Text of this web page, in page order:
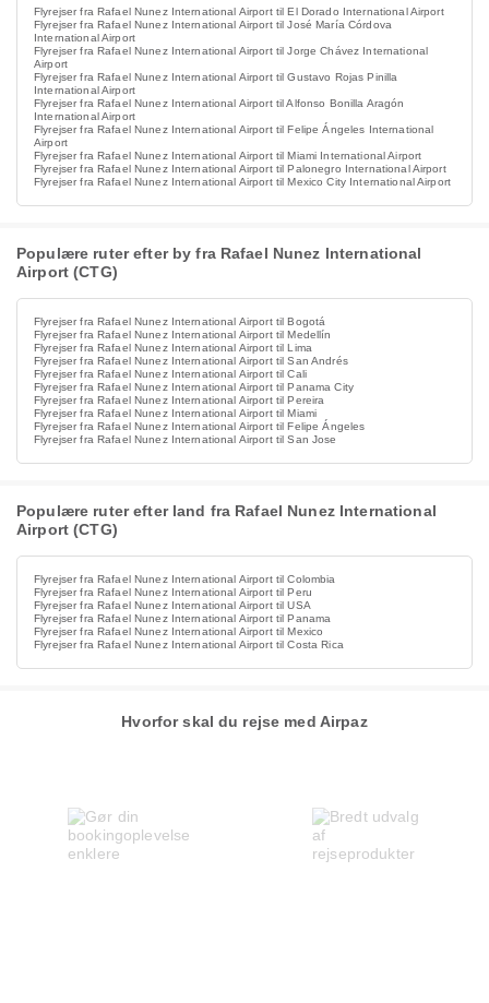
Flyrejser fra Rafael Nunez International Airport til El Dorado International Airport
Flyrejser fra Rafael Nunez International Airport til José María Córdova
International Airport
Flyrejser fra Rafael Nunez International Airport til Jorge Chávez International
Airport
Flyrejser fra Rafael Nunez International Airport til Gustavo Rojas Pinilla
International Airport
Flyrejser fra Rafael Nunez International Airport til Alfonso Bonilla Aragón
International Airport
Flyrejser fra Rafael Nunez International Airport til Felipe Ángeles International
Airport
Flyrejser fra Rafael Nunez International Airport til Miami International Airport
Flyrejser fra Rafael Nunez International Airport til Palonegro International Airport
Flyrejser fra Rafael Nunez International Airport til Mexico City International Airport
Populære ruter efter by fra Rafael Nunez International
Airport (CTG)
Flyrejser fra Rafael Nunez International Airport til Bogotá
Flyrejser fra Rafael Nunez International Airport til Medellín
Flyrejser fra Rafael Nunez International Airport til Lima
Flyrejser fra Rafael Nunez International Airport til San Andrés
Flyrejser fra Rafael Nunez International Airport til Cali
Flyrejser fra Rafael Nunez International Airport til Panama City
Flyrejser fra Rafael Nunez International Airport til Pereira
Flyrejser fra Rafael Nunez International Airport til Miami
Flyrejser fra Rafael Nunez International Airport til Felipe Ángeles
Flyrejser fra Rafael Nunez International Airport til San Jose
Populære ruter efter land fra Rafael Nunez International
Airport (CTG)
Flyrejser fra Rafael Nunez International Airport til Colombia
Flyrejser fra Rafael Nunez International Airport til Peru
Flyrejser fra Rafael Nunez International Airport til USA
Flyrejser fra Rafael Nunez International Airport til Panama
Flyrejser fra Rafael Nunez International Airport til Mexico
Flyrejser fra Rafael Nunez International Airport til Costa Rica
Hvorfor skal du rejse med Airpaz